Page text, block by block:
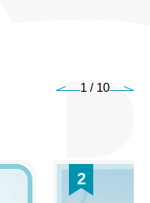
1 / 10
2